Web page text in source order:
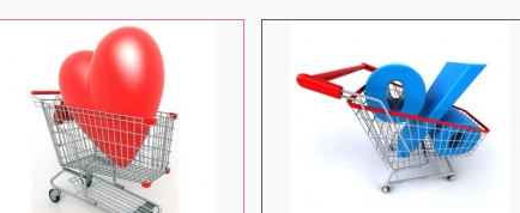
Оплата
пластиковой
картой